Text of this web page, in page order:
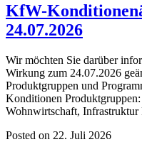
KfW-
24.07.2026
Wir möchten Sie darüber
Wirkung zum 24.07.2026
Produktgruppen und
Konditionen
Wohnwirtschaft,
Posted on 22. Juli 2026